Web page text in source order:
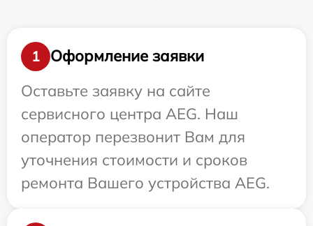
1
Оформление заявки
Оставьте заявку на сайте
сервисного центра AEG. Наш
оператор перезвонит Вам для
уточнения стоимости и сроков
ремонта Вашего устройства AEG.